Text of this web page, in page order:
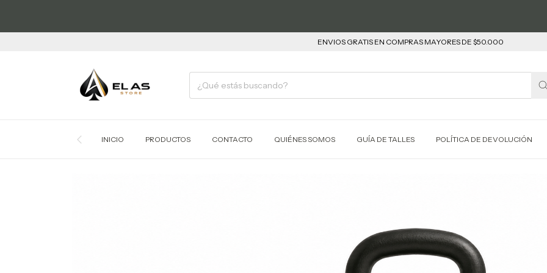
ENVIOS GRATIS EN COMPRAS MAYORES DE $50.000
INICIO PRODUCTOS CONTACTO QUIÉNES SOMOS GUÍA DE TALLES POLÍTICA DE DEVOLUCIÓN